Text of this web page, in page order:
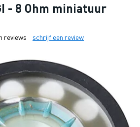
- 8 Ohm miniatuur
reviews schrijf een review